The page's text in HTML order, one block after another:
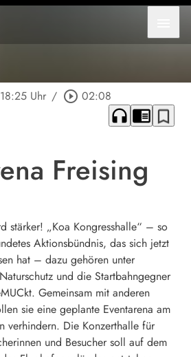
Uhr / play_circle_outline 02:08
headphones chrome_reader_mode bookmark_border
Freising
stärker! „Koa Kongresshalle“ – so
Aktionsbündnis, das sich jetzt
hat – dazu gehören unter
und die Startbahngegner
Gemeinsam mit anderen
sie eine geplante Eventarena am
verhindern. Die Konzerthalle für
und Besucher soll auf dem